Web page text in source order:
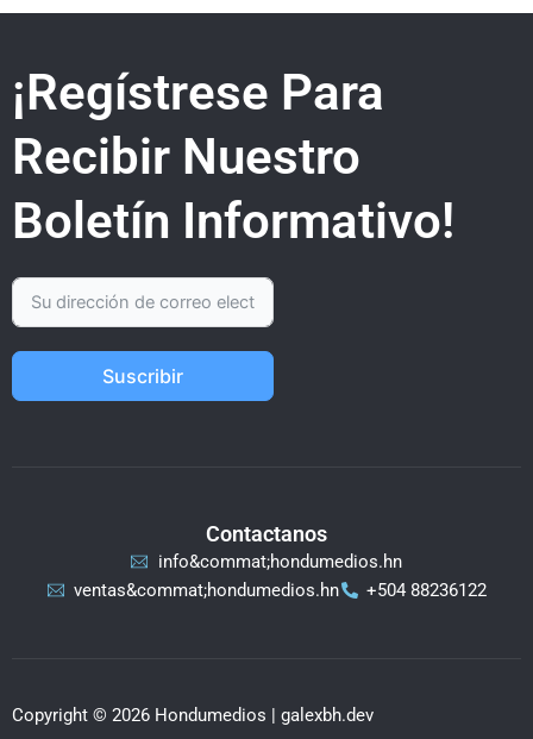
¡Regístrese Para
Recibir Nuestro
Boletín Informativo!
Suscribir
Contactanos
info&commat;hondumedios.hn
ventas&commat;hondumedios.hn
+504 88236122
Copyright © 2026 Hondumedios | galexbh.dev